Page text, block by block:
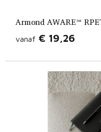
Armond AWARE™
vanaf € 19,26